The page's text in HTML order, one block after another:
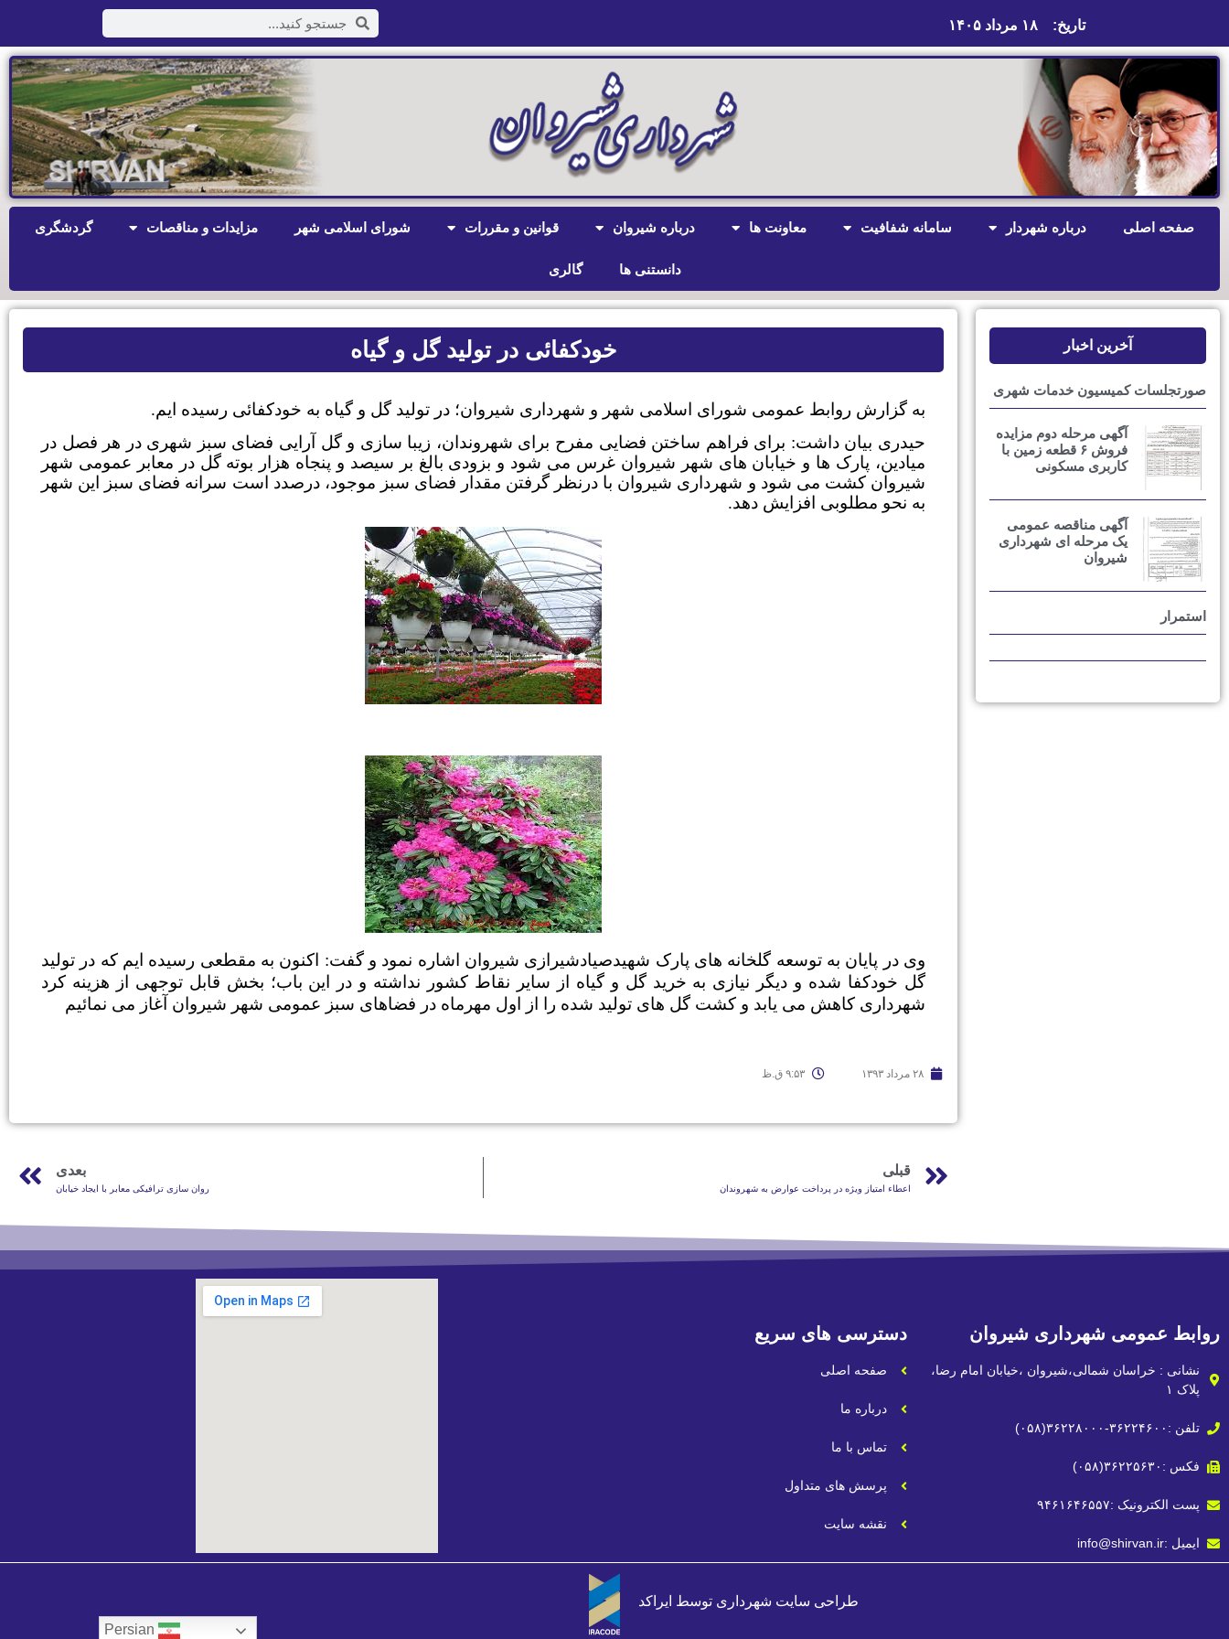
تاریخ: ۱۸ مرداد ۱۴۰۵
صفحه اصلی درباره شهردار سامانه شفافیت معاونت ها درباره شیروان قوانین و مقررات شورای اسلامی شهر مزایدات و مناقصات گردشگری
دانستنی ها گالری
آخرین اخبار
صورتجلسات کمیسیون خدمات شهری
آگهی مرحله دوم مزایده
فروش ۶ قطعه زمین با
کاربری مسکونی
آگهی مناقصه عمومی
یک مرحله ای شهرداری
شیروان
استمرار
خودکفائی در تولید گل و گیاه
به گزارش روابط عمومی شورای اسلامی شهر و شهرداری شیروان؛در تولید گل و گیاه به خودکفائی رسیده ایم.
حیدری بیان داشت: برای فراهم ساختن فضایی مفرح برای شهروندان، زیبا سازی و گل آرایی فضای سبز شهری در هر فصل در
میادین، پارک ها و خیابان های شهر شیروان غرس می شود و بزودی بالغ بر سیصد و پنجاه هزار بوته گل در معابر عمومی شهر
شیروان کشت می شود و شهرداری شیروان با درنظر گرفتن مقدار فضای سبز موجود، درصدد است سرانه فضای سبز این شهر
به نحو مطلوبی افزایش دهد.
وی در پایان به توسعه گلخانه های پارک شهیدصیادشیرازی شیروان اشاره نمود و گفت: اکنون به مقطعی رسیده ایم که در تولید
گل خودکفا شده و دیگر نیازی به خرید گل و گیاه از سایر نقاط کشور نداشته و در این باب؛ بخش قابل توجهی از هزینه کرد
شهرداری کاهش می یابد و کشت گل های تولید شده را از اول مهرماه در فضاهای سبز عمومی شهر شیروان آغاز می نمائیم
۲۸ مرداد ۱۳۹۳ ۹:۵۳ ق.ظ
قبلی
اعطاء امتیاز ویژه در پرداخت عوارض به شهروندان
بعدی
روان سازی ترافیکی معابر با ایجاد خیابان
روابط عمومی شهرداری شیروان
نشانی : خراسان شمالی،شیروان ،خیابان امام رضا،
پلاک ۱
تلفن :۳۶۲۲۴۶۰۰-۳۶۲۲۸۰۰۰(۰۵۸)
فکس :۳۶۲۲۵۶۳۰(۰۵۸)
پست الکترونیک :۹۴۶۱۶۴۶۵۵۷
ایمیل :info@shirvan.ir
دسترسی های سریع
صفحه اصلی
درباره ما
تماس با ما
پرسش های متداول
نقشه سایت
طراحی سایت شهرداری توسط ایراکد